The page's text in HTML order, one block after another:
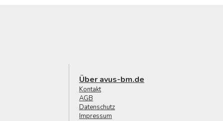
Über avus-bm.de
Kontakt
AGB
Datenschutz
Impressum